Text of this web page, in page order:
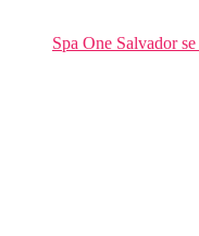
Spa One Salvador